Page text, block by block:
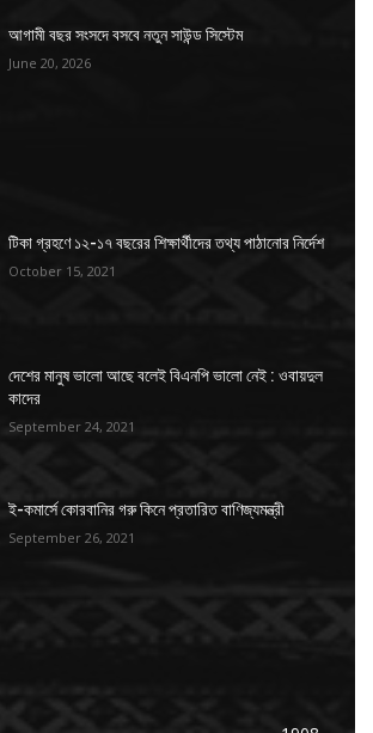
আগামী বছর সংসদে বসবে নতুন সাউন্ড সিস্টেম
June 20, 2026
টিকা গ্রহণে ১২-১৭ বছরের শিক্ষার্থীদের তথ্য পাঠানোর নির্দেশ
October 15, 2021
দেশের মানুষ ভালো আছে বলেই বিএনপি ভালো নেই : ওবায়দুল
কাদের
September 24, 2021
ই-কমার্সে কোরবানির গরু কিনে প্রতারিত বাণিজ্যমন্ত্রী
September 26, 2021